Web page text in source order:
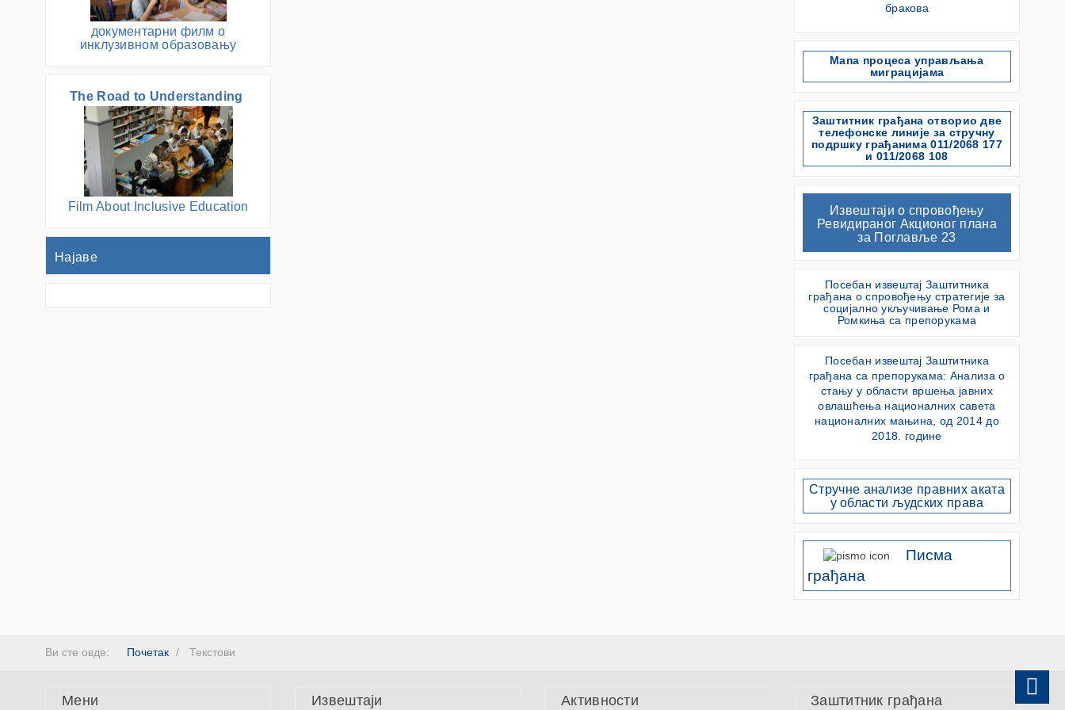
документарни филм о
инклузивном образовању
The Road to Understanding
Film About Inclusive Education
Најаве
бракова
Мапа процеса управљања
миграцијама
Заштитник грађана отворио две
телефонске линије за стручну
подршку грађанима 011/2068 177
и 011/2068 108
Извештаји о спровођењу
Ревидираног Акционог плана
за Поглавље 23
Посебан извештај Заштитника
грађана о спровођењу стратегије за
социјално укључивање Рома и
Ромкиња са препорукама
Посебан извештај Заштитника
грађана са препорукама: Анализа о
стању у области вршења јавних
овлашћења националних савета
националних мањина, од 2014 до
2018. године
Стручне анализе правних аката
у области људских права
Писма
грађана
Ви сте овде: Почетак Текстови
Мени Извештаји Активности Заштитник грађана